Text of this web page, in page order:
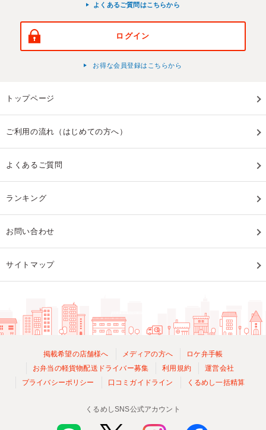
よくあるご質問はこちらから
ログイン
お得な会員登録はこちらから
トップページ
ご利用の流れ（はじめての方へ）
よくあるご質問
ランキング
お問い合わせ
サイトマップ
掲載希望の店舗様へ メディアの方へ
ロケ弁手帳
お弁当の軽貨物配送ドライバー募集
利用規約
運営会社
プライバシーポリシー
口コミガイドライン くるめし一括精算
くるめしSNS公式アカウント